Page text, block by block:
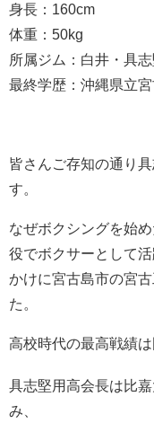
身長：160cm
体重：50kg
所属ジム：白井・具
最終学歴：沖縄県立
皆さんご存知の通り
す。
なぜボクシングを始
役でボクサーとして
かけに宮古島市の宮
た。
高校時代の最高戦績は
具志堅用高会長は比
み、